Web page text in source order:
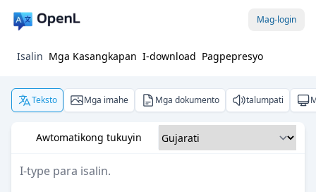
Mag-login
Isalin Mga Kasangkapan I-download Pagpepresyo
Teksto Mga imahe Mga dokumento talumpati
Awtomatikong tukuyin